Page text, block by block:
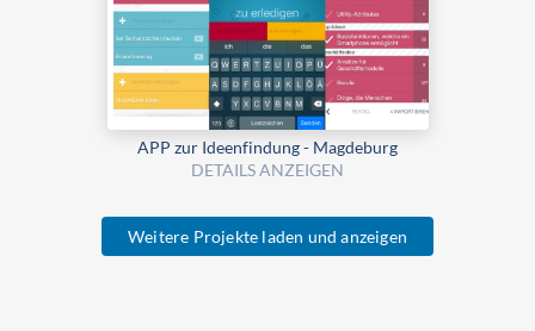
APP zur Ideenfindung - Magdeburg
DETAILS ANZEIGEN
Weitere Projekte laden und anzeigen